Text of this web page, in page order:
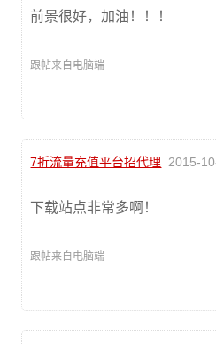
前景很好，加油！！！
跟帖来自电脑端
7折流量充值平台招代理 2015-
下载站点非常多啊！
跟帖来自电脑端